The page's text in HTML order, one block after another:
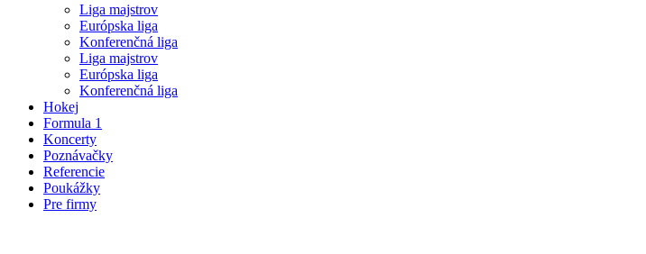
Liga majstrov
Európska liga
Konferenčná liga
Liga majstrov
Európska liga
Konferenčná liga
Hokej
Formula 1
Koncerty
Poznávačky
Referencie
Poukážky
Pre firmy